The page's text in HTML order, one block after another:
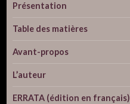
Présentation
Table des matières
Avant-propos
L’auteur
ERRATA (édition en français)